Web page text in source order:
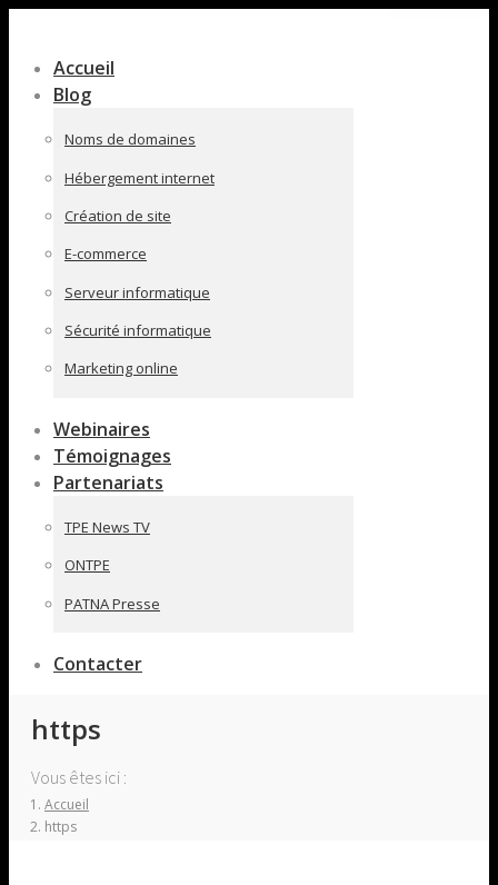
pleine
largeur
Accueil
Blog
Noms de domaines
Hébergement internet
Création de site
E-commerce
Serveur informatique
Sécurité informatique
Marketing online
Webinaires
Témoignages
Partenariats
TPE News TV
ONTPE
PATNA Presse
Contacter
https
Vous êtes ici :
Accueil
https